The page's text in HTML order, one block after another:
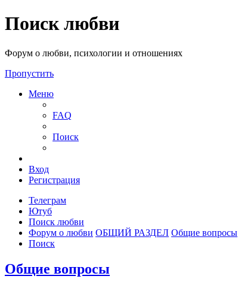
Поиск любви
Форум о любви, психологии и отношениях
Пропустить
Меню
FAQ
Поиск
Вход
Регистрация
Телеграм
Ютуб
Поиск любви
Форум о любви ОБЩИЙ РАЗДЕЛ Общие вопросы
Поиск
Общие вопросы